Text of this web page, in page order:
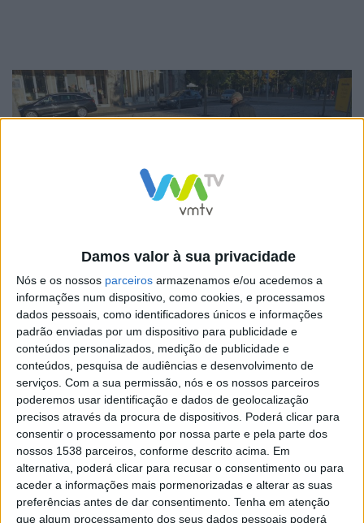
Damos valor à sua privacidade
Nós e os nossos parceiros armazenamos e/ou acedemos a
informações num dispositivo, como cookies, e processamos
dados pessoais, como identificadores únicos e informações
padrão enviadas por um dispositivo para publicidade e
conteúdos personalizados, medição de publicidade e
conteúdos, pesquisa de audiências e desenvolvimento de
serviços. Com a sua permissão, nós e os nossos parceiros
poderemos usar identificação e dados de geolocalização
precisos através da procura de dispositivos. Poderá clicar para
consentir o processamento por nossa parte e pela parte dos
nossos 1538 parceiros, conforme descrito acima. Em
alternativa, poderá clicar para recusar o consentimento ou para
aceder a informações mais pormenorizadas e alterar as suas
preferências antes de dar consentimento. Tenha em atenção
que algum processamento dos seus dados pessoais poderá
“Mercado sem plástico” é outra das iniciativas que
prevê a distribuição de sacos biodegradáveis e
compostáveis no Mercado Municipal, para as frutas e
legumes e que servirão para a colocação dos resíduos
orgânicos nas habitações, bem como oferta de sacos
de pano de maiores dimensões.
Dada a situação pandémica, há ainda atividades online.
Estão agendadas duas conferências neste formato.